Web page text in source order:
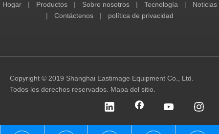
Hogar | Productos | Sobre nosotros | Tecnología |
Noticias
|
Contáctenos | política de privacidad
Copyright © 2019 Shanghai Eastimage Equipment Co., Ltd.
Todos los derechos reservados. Mapa del sitio